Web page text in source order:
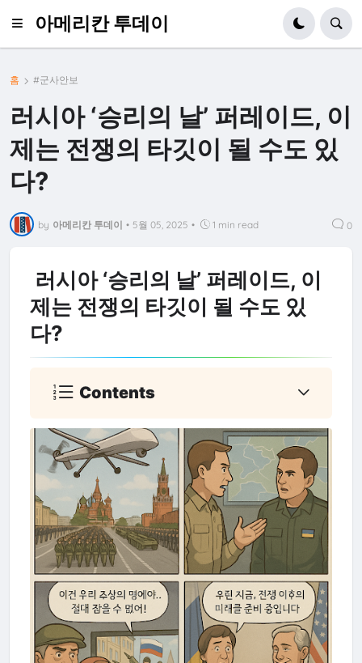
아메리칸 투데이
홈 #군사안보
러시아 ‘승리의 날’ 퍼레이드, 이
제는 전쟁의 타깃이 될 수도 있
다?
by 아메리칸 투데이 • 5월 05, 2025 • 1 min read 0
러시아 ‘승리의 날’ 퍼레이드, 이
제는 전쟁의 타깃이 될 수도 있
다?
Contents